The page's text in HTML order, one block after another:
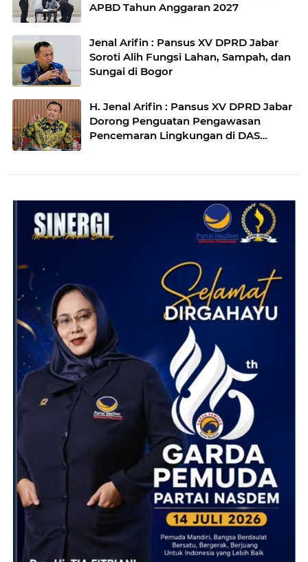
APBD Tahun Anggaran 2027
Jenal Arifin : Pansus XV DPRD Jabar
Soroti Alih Fungsi Lahan, Sampah, dan
Sungai di Bogor
H. Jenal Arifin : Pansus XV DPRD Jabar
Dorong Penguatan Pengawasan
Pencemaran Lingkungan di DAS